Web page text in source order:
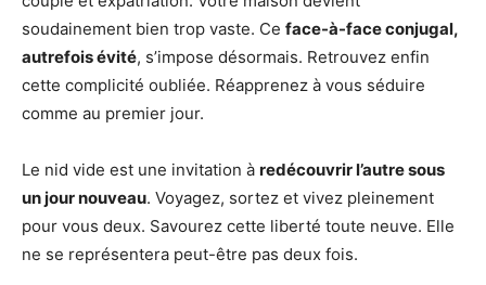
soudainement bien trop vaste. Ce face-à-face conjugal,
autrefois évité, s’impose désormais. Retrouvez enfin
cette complicité oubliée. Réapprenez à vous séduire
comme au premier jour.
Le nid vide est une invitation à redécouvrir l’autre sous
un jour nouveau. Voyagez, sortez et vivez pleinement
pour vous deux. Savourez cette liberté toute neuve. Elle
ne se représentera peut-être pas deux fois.